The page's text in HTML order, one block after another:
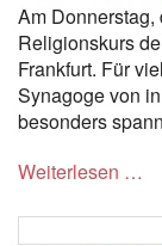
Am
Religionskurs
Frankfurt. Für
Synagoge von
besonders
Weiterlesen …